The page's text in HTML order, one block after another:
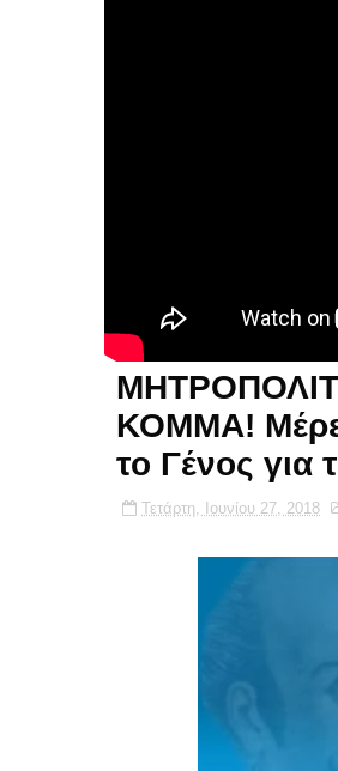
ΚΟΜΜΑ!
το Γένος για
Τετάρτη, Ιουνίου 27, 2018